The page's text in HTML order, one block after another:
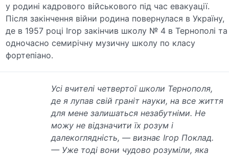
у родині кадрового військового під час евакуації.
Після закінчення війни родина повернулася в Україну,
де в 1957 році Ігор закінчив школу № 4 в Тернополі та
одночасно семирічну музичну школу по класу
фортепіано.
Усі вчителі четвертої школи Тернополя,
де я лупав свій граніт науки, на все життя
для мене залишаться незабутніми. Не
можу не відзначити їх розум і
далекоглядність, — визнає Ігор Поклад.
— Уже тоді вони чудово розуміли, яка